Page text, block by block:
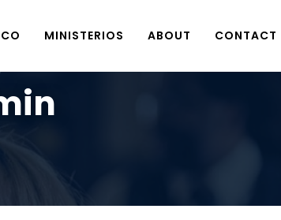
MINISTERIOS ABOUT CONTACT